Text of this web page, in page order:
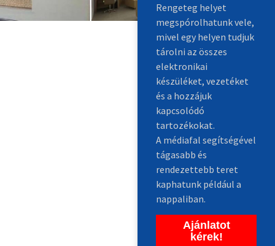
Rengeteg helyet
megspórolhatunk vele,
mivel egy helyen tudjuk
tárolni az összes
elektronikai
készüléket, vezetéket
és a hozzájuk
kapcsolódó
tartozékokat.
A médiafal segítségével
tágasabb és
rendezettebb teret
kaphatunk például a
nappaliban.
Ajánlatot
kérek!